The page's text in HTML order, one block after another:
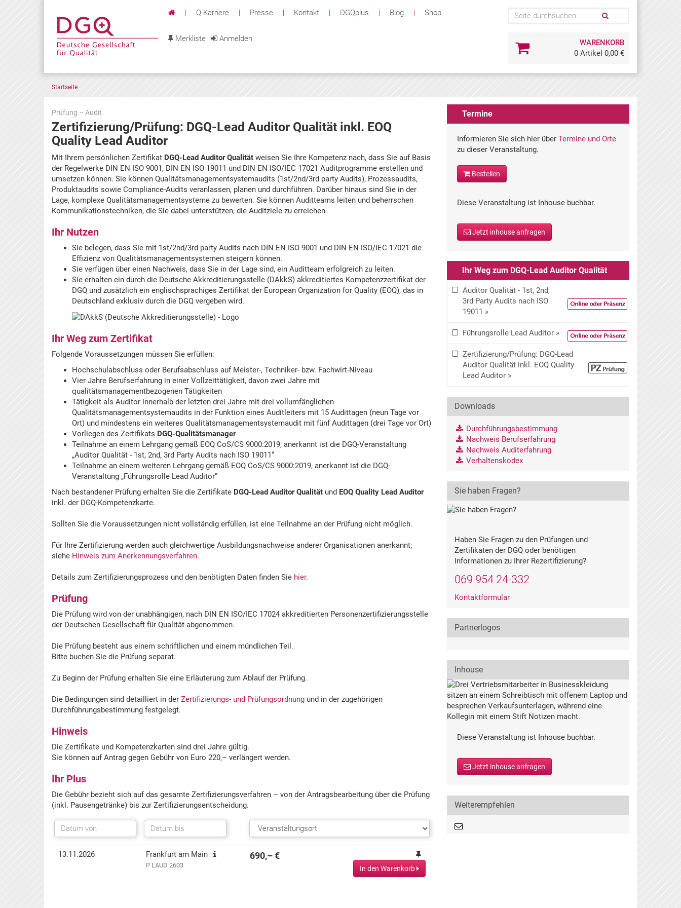
| Q-Karriere | Presse | Kontakt | DGQplus | Blog | Shop
WARENKORB
0 Artikel 0,00 €
Merkliste Anmelden
Startseite
Prüfung – Audit
Zertifizierung/Prüfung: DGQ-Lead Auditor Qualität inkl. EOQ
Quality Lead Auditor
Zu
den
Terminen
springen
Mit Ihrem persönlichen Zertifikat DGQ-Lead AuditorQualität weisen Sie Ihre Kompetenz nach, dass Sie auf Basis
der Regelwerke DIN EN ISO 9001, DIN EN ISO 19011 und DIN EN ISO/IEC 17021 Auditprogramme erstellen und
umsetzen können. Sie können Qualitätsmanagementsystemaudits (1st/2nd/3rd party Audits), Prozessaudits,
Produktaudits sowie Compliance-Audits veranlassen, planen und durchführen. Darüber hinaus sind Sie in der
Lage, komplexe Qualitätsmanagementsysteme zu bewerten. Sie können Auditteams leiten und beherrschen
Kommunikationstechniken, die Sie dabei unterstützen, die Auditziele zu erreichen.
Ihr Nutzen
Sie belegen, dass Sie mit 1st/2nd/3rd party Audits nach DIN EN ISO 9001 und DIN EN ISO/IEC 17021 die
Effizienz von Qualitätsmanagementsystemen steigern können.
Sie verfügen über einen Nachweis, dass Sie in der Lage sind, ein Auditteam erfolgreich zu leiten.
Sie erhalten ein durch die Deutsche Akkreditierungsstelle (DAkkS) akkreditiertes Kompetenzzertifikat der
DGQ und zusätzlich ein englischsprachiges Zertifikat der European Organization for Quality (EOQ), das in
Deutschland exklusiv durch die DGQ vergeben wird.
Ihr Weg zum Zertifikat
Folgende Voraussetzungen müssen Sie erfüllen:
Hochschulabschluss oder Berufsabschluss auf Meister-, Techniker- bzw. Fachwirt-Niveau
Vier Jahre Berufserfahrung in einer Vollzeittätigkeit, davon zwei Jahre mit
qualitätsmanagementbezogenen Tätigkeiten
Tätigkeit als Auditor innerhalb der letzten drei Jahre mit drei vollumfänglichen
Qualitätsmanagementsystemaudits in der Funktion eines Auditleiters mit 15 Audittagen (neun Tage vor
Ort) und mindestens ein weiteres Qualitätsmanagementsystemaudit mit fünf Audittagen (drei Tage vor Ort)
Vorliegen des Zertifikats DGQ-Qualitätsmanager
Teilnahme an einem Lehrgang gemäß EOQ CoS/CS 9000:2019, anerkannt ist die DGQ-Veranstaltung
„Auditor Qualität - 1st, 2nd, 3rd Party Audits nach ISO 19011“
Teilnahme an einem weiteren Lehrgang gemäß EOQ CoS/CS 9000:2019, anerkannt ist die DGQ-
Veranstaltung „Führungsrolle Lead Auditor“
Nach bestandener Prüfung erhalten Sie die Zertifikate DGQ-Lead Auditor Qualität und EOQ Quality Lead Auditor
inkl. der DGQ-Kompetenzkarte.
Sollten Sie die Voraussetzungen nicht vollständig erfüllen, ist eine Teilnahme an der Prüfung nicht möglich.
Für Ihre Zertifizierung werden auch gleichwertige Ausbildungsnachweise anderer Organisationen anerkannt;
siehe Hinweis zum Anerkennungsverfahren.
Details zum Zertifizierungsprozess und den benötigten Daten finden Sie hier.
Prüfung
Die Prüfung wird von der unabhängigen, nach DIN EN ISO/IEC 17024 akkreditierten Personenzertifizierungsstelle
der Deutschen Gesellschaft für Qualität abgenommen.
Die Prüfung besteht aus einem schriftlichen und einem mündlichen Teil.
Bitte buchen Sie die Prüfung separat.
Zu Beginn der Prüfung erhalten Sie eine Erläuterung zum Ablauf der Prüfung.
Die Bedingungen sind detailliert in der Zertifizierungs- und Prüfungsordnung und in der zugehörigen
Durchführungsbestimmung festgelegt.
Hinweis
Die Zertifikate und Kompetenzkarten sind drei Jahre gültig.
Sie können auf Antrag gegen Gebühr von Euro 220,– verlängert werden.
Ihr Plus
Die Gebühr bezieht sich auf das gesamte Zertifizierungsverfahren – von der Antragsbearbeitung über die Prüfung
(inkl. Pausengetränke) bis zur Zertifizierungsentscheidung.
Termin(e) Preis Aktionen
13.11.2026 Frankfurt am Main
P LAUD 2603
690,– €
In den Warenkorb
Termine
Informieren Sie sich hier über Termine und Orte
zu dieser Veranstaltung.
Bestellen
Diese Veranstaltung ist Inhouse buchbar.
Jetzt inhouse anfragen
Ihr Weg zum DGQ-Lead Auditor Qualität
Auditor Qualität - 1st, 2nd,
3rd Party Audits nach ISO
19011 »
Führungsrolle Lead Auditor »
Zertifizierung/Prüfung: DGQ-Lead
Auditor Qualität inkl. EOQ Quality
Lead Auditor »
Downloads
Durchführungsbestimmung
Nachweis Berufserfahrung
Nachweis Auditerfahrung
Verhaltenskodex
Sie haben Fragen?
Haben Sie Fragen zu den Prüfungen und
Zertifikaten der DGQ oder benötigen
Informationen zu Ihrer Rezertifizierung?
069 954 24-332
Kontaktformular
Partnerlogos
Inhouse
Diese Veranstaltung ist Inhouse buchbar.
Jetzt inhouse anfragen
Weiterempfehlen